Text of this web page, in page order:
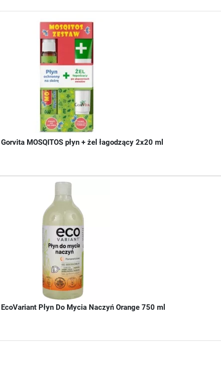
Gorvita MOSQITOS płyn + żel łagodzący 2x20 ml
EcoVariant Płyn Do Mycia Naczyń Orange 750 ml